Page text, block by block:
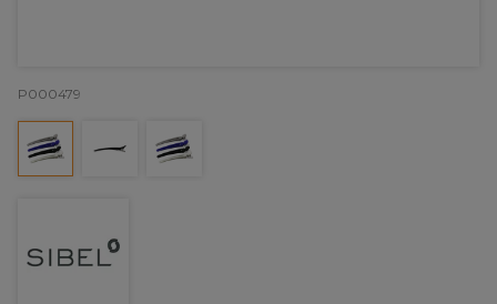
P000479